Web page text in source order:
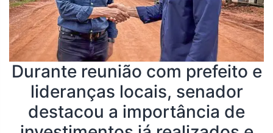
Durante reunião com prefeito e
lideranças locais, senador
destacou a importância de